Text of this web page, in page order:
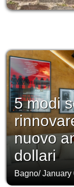
5 modi
nuovo
dollari
Bagno/January